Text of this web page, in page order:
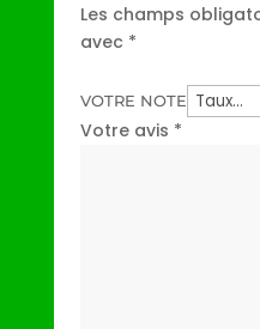
Les champs
avec *
VOTRE NOTE
Votre avis *